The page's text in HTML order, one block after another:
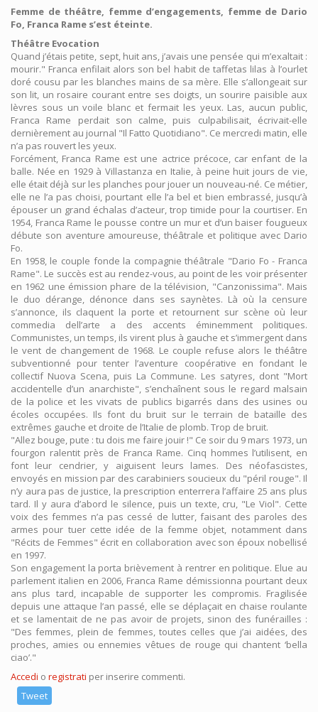
Femme de théâtre, femme d’engagements, femme de Dario
Fo, Franca Rame s’est éteinte.
Théâtre Evocation
Quand j’étais petite, sept, huit ans, j’avais une pensée qui m’exaltait :
mourir." Franca enfilait alors son bel habit de taffetas lilas à l’ourlet
doré cousu par les blanches mains de sa mère. Elle s’allongeait sur
son lit, un rosaire courant entre ses doigts, un sourire paisible aux
lèvres sous un voile blanc et fermait les yeux. Las, aucun public,
Franca Rame perdait son calme, puis culpabilisait, écrivait-elle
dernièrement au journal "Il Fatto Quotidiano". Ce mercredi matin, elle
n’a pas rouvert les yeux.
Forcément, Franca Rame est une actrice précoce, car enfant de la
balle. Née en 1929 à Villastanza en Italie, à peine huit jours de vie,
elle était déjà sur les planches pour jouer un nouveau-né. Ce métier,
elle ne l’a pas choisi, pourtant elle l’a bel et bien embrassé, jusqu’à
épouser un grand échalas d’acteur, trop timide pour la courtiser. En
1954, Franca Rame le pousse contre un mur et d’un baiser fougueux
débute son aventure amoureuse, théâtrale et politique avec Dario
Fo.
En 1958, le couple fonde la compagnie théâtrale "Dario Fo - Franca
Rame". Le succès est au rendez-vous, au point de les voir présenter
en 1962 une émission phare de la télévision, "Canzonissima". Mais
le duo dérange, dénonce dans ses saynètes. Là où la censure
s’annonce, ils claquent la porte et retournent sur scène où leur
commedia dell’arte a des accents éminemment politiques.
Communistes, un temps, ils virent plus à gauche et s’immergent dans
le vent de changement de 1968. Le couple refuse alors le théâtre
subventionné pour tenter l’aventure coopérative en fondant le
collectif Nuova Scena, puis La Commune. Les satyres, dont "Mort
accidentelle d’un anarchiste", s’enchaînent sous le regard malsain
de la police et les vivats de publics bigarrés dans des usines ou
écoles occupées. Ils font du bruit sur le terrain de bataille des
extrêmes gauche et droite de l’Italie de plomb. Trop de bruit.
"Allez bouge, pute : tu dois me faire jouir !" Ce soir du 9 mars 1973, un
fourgon ralentit près de Franca Rame. Cinq hommes l’utilisent, en
font leur cendrier, y aiguisent leurs lames. Des néofascistes,
envoyés en mission par des carabiniers soucieux du "péril rouge". Il
n’y aura pas de justice, la prescription enterrera l’affaire 25 ans plus
tard. Il y aura d’abord le silence, puis un texte, cru, "Le Viol". Cette
voix des femmes n’a pas cessé de lutter, faisant des paroles des
armes pour tuer cette idée de la femme objet, notamment dans
"Récits de Femmes" écrit en collaboration avec son époux nobellisé
en 1997.
Son engagement la porta brièvement à rentrer en politique. Elue au
parlement italien en 2006, Franca Rame démissionna pourtant deux
ans plus tard, incapable de supporter les compromis. Fragilisée
depuis une attaque l’an passé, elle se déplaçait en chaise roulante
et se lamentait de ne pas avoir de projets, sinon des funérailles :
"Des femmes, plein de femmes, toutes celles que j’ai aidées, des
proches, amies ou ennemies vêtues de rouge qui chantent ‘bella
ciao’."
Accedi o registrati per inserire commenti.
Tweet